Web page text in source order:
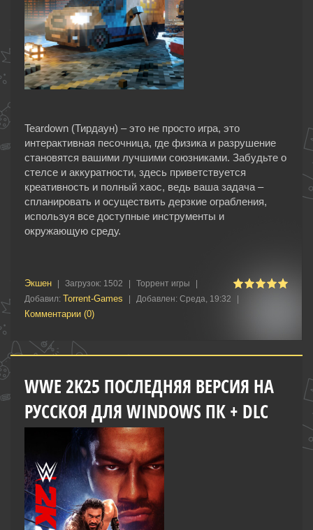
Teardown (Тирдаун) – это не просто игра, это
интерактивная песочница, где физика и разрушение
становятся вашими лучшими союзниками. Забудьте о
стелсе и аккуратности, здесь приветствуется
креативность и полный хаос, ведь ваша задача –
спланировать и осуществить дерзкие ограбления,
используя все доступные инструменты и
окружающую среду.
Экшен Загрузок: 1502 Торрент игры
Добавил: Torrent-Games Добавлен: Среда, 19:32
Комментарии (0)
WWE 2K25 ПОСЛЕДНЯЯ ВЕРСИЯ НА
РУССКОЯ ДЛЯ WINDOWS ПК + DLC